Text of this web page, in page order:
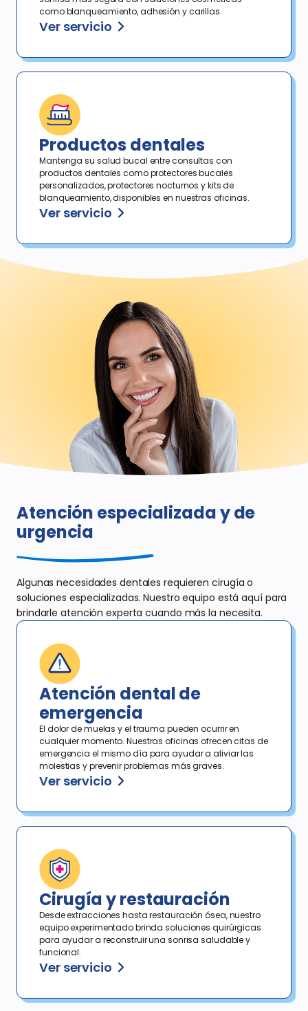
como blanqueamiento, adhesión y carillas.
Ver servicio
Productos dentales
Mantenga su salud bucal entre consultas con
productos dentales como protectores bucales
personalizados, protectores nocturnos y kits de
blanqueamiento, disponibles en nuestras oficinas.
Ver servicio
Atención especializaday de
urgencia
Algunas necesidades dentales requierencirugía o
soluciones especializadas. Nuestro equipo está aquí para
brindarle atención experta cuando más la necesita.
Atención dental de
emergencia
El dolor de muelas y el trauma pueden ocurrir en
cualquier momento. Nuestras oficinas ofrecen citas de
emergencia el mismo día para ayudar a aliviar las
molestias y prevenir problemas más graves.
Ver servicio
Cirugía y restauración
Desde extracciones hasta restauración ósea, nuestro
equipo experimentado brinda soluciones quirúrgicas
para ayudar a reconstruir una sonrisa saludable y
funcional.
Ver servicio